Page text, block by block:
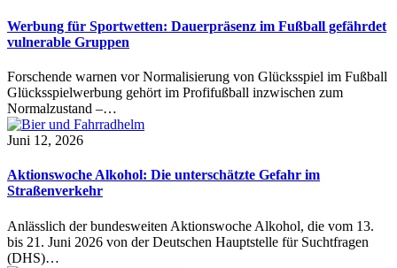
Werbung für Sportwetten: Dauerpräsenz im Fußball gefährdet
vulnerable Gruppen
Forschende warnen vor Normalisierung von Glücksspiel im Fußball
Glücksspielwerbung gehört im Profifußball inzwischen zum
Normalzustand –…
Juni 12, 2026
Aktionswoche Alkohol: Die unterschätzte Gefahr im
Straßenverkehr
Anlässlich der bundesweiten Aktionswoche Alkohol, die vom 13.
bis 21. Juni 2026 von der Deutschen Hauptstelle für Suchtfragen
(DHS)…